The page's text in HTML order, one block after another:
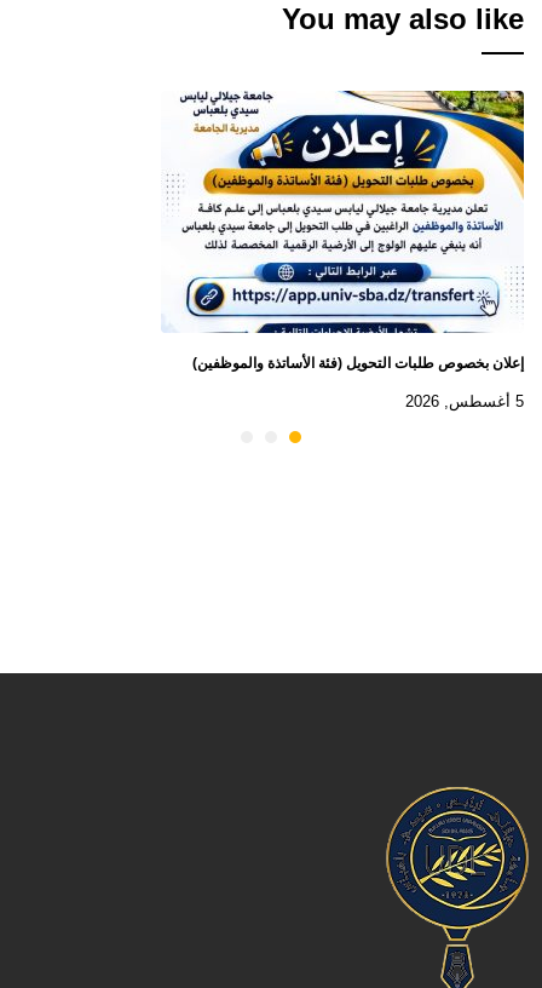
You may also like
إعلان بخصوص طلبات التحويل (فئة الأساتذة والموظفين)
5 أغسطس, 2026